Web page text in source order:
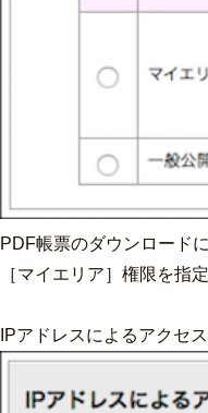
PDF帳票のダウンロード
［マイエリア］権限を指
IPアドレスによるアクセ